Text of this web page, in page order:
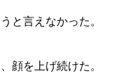
と言えなかった。
顔を上げ続けた。